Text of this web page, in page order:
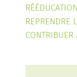
REPRENDRE
CONTRIBUER